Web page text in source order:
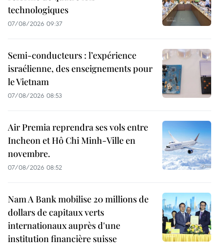
technologiques
07/08/2026 09:37
Semi-conducteurs : l’expérience
israélienne, des enseignements pour
le Vietnam
07/08/2026 08:53
Air Premia reprendra ses vols entre
Incheon et Hô Chi Minh-Ville en
novembre.
07/08/2026 08:52
Nam A Bank mobilise 20 millions de
dollars de capitaux verts
internationaux auprès d'une
institution financière suisse